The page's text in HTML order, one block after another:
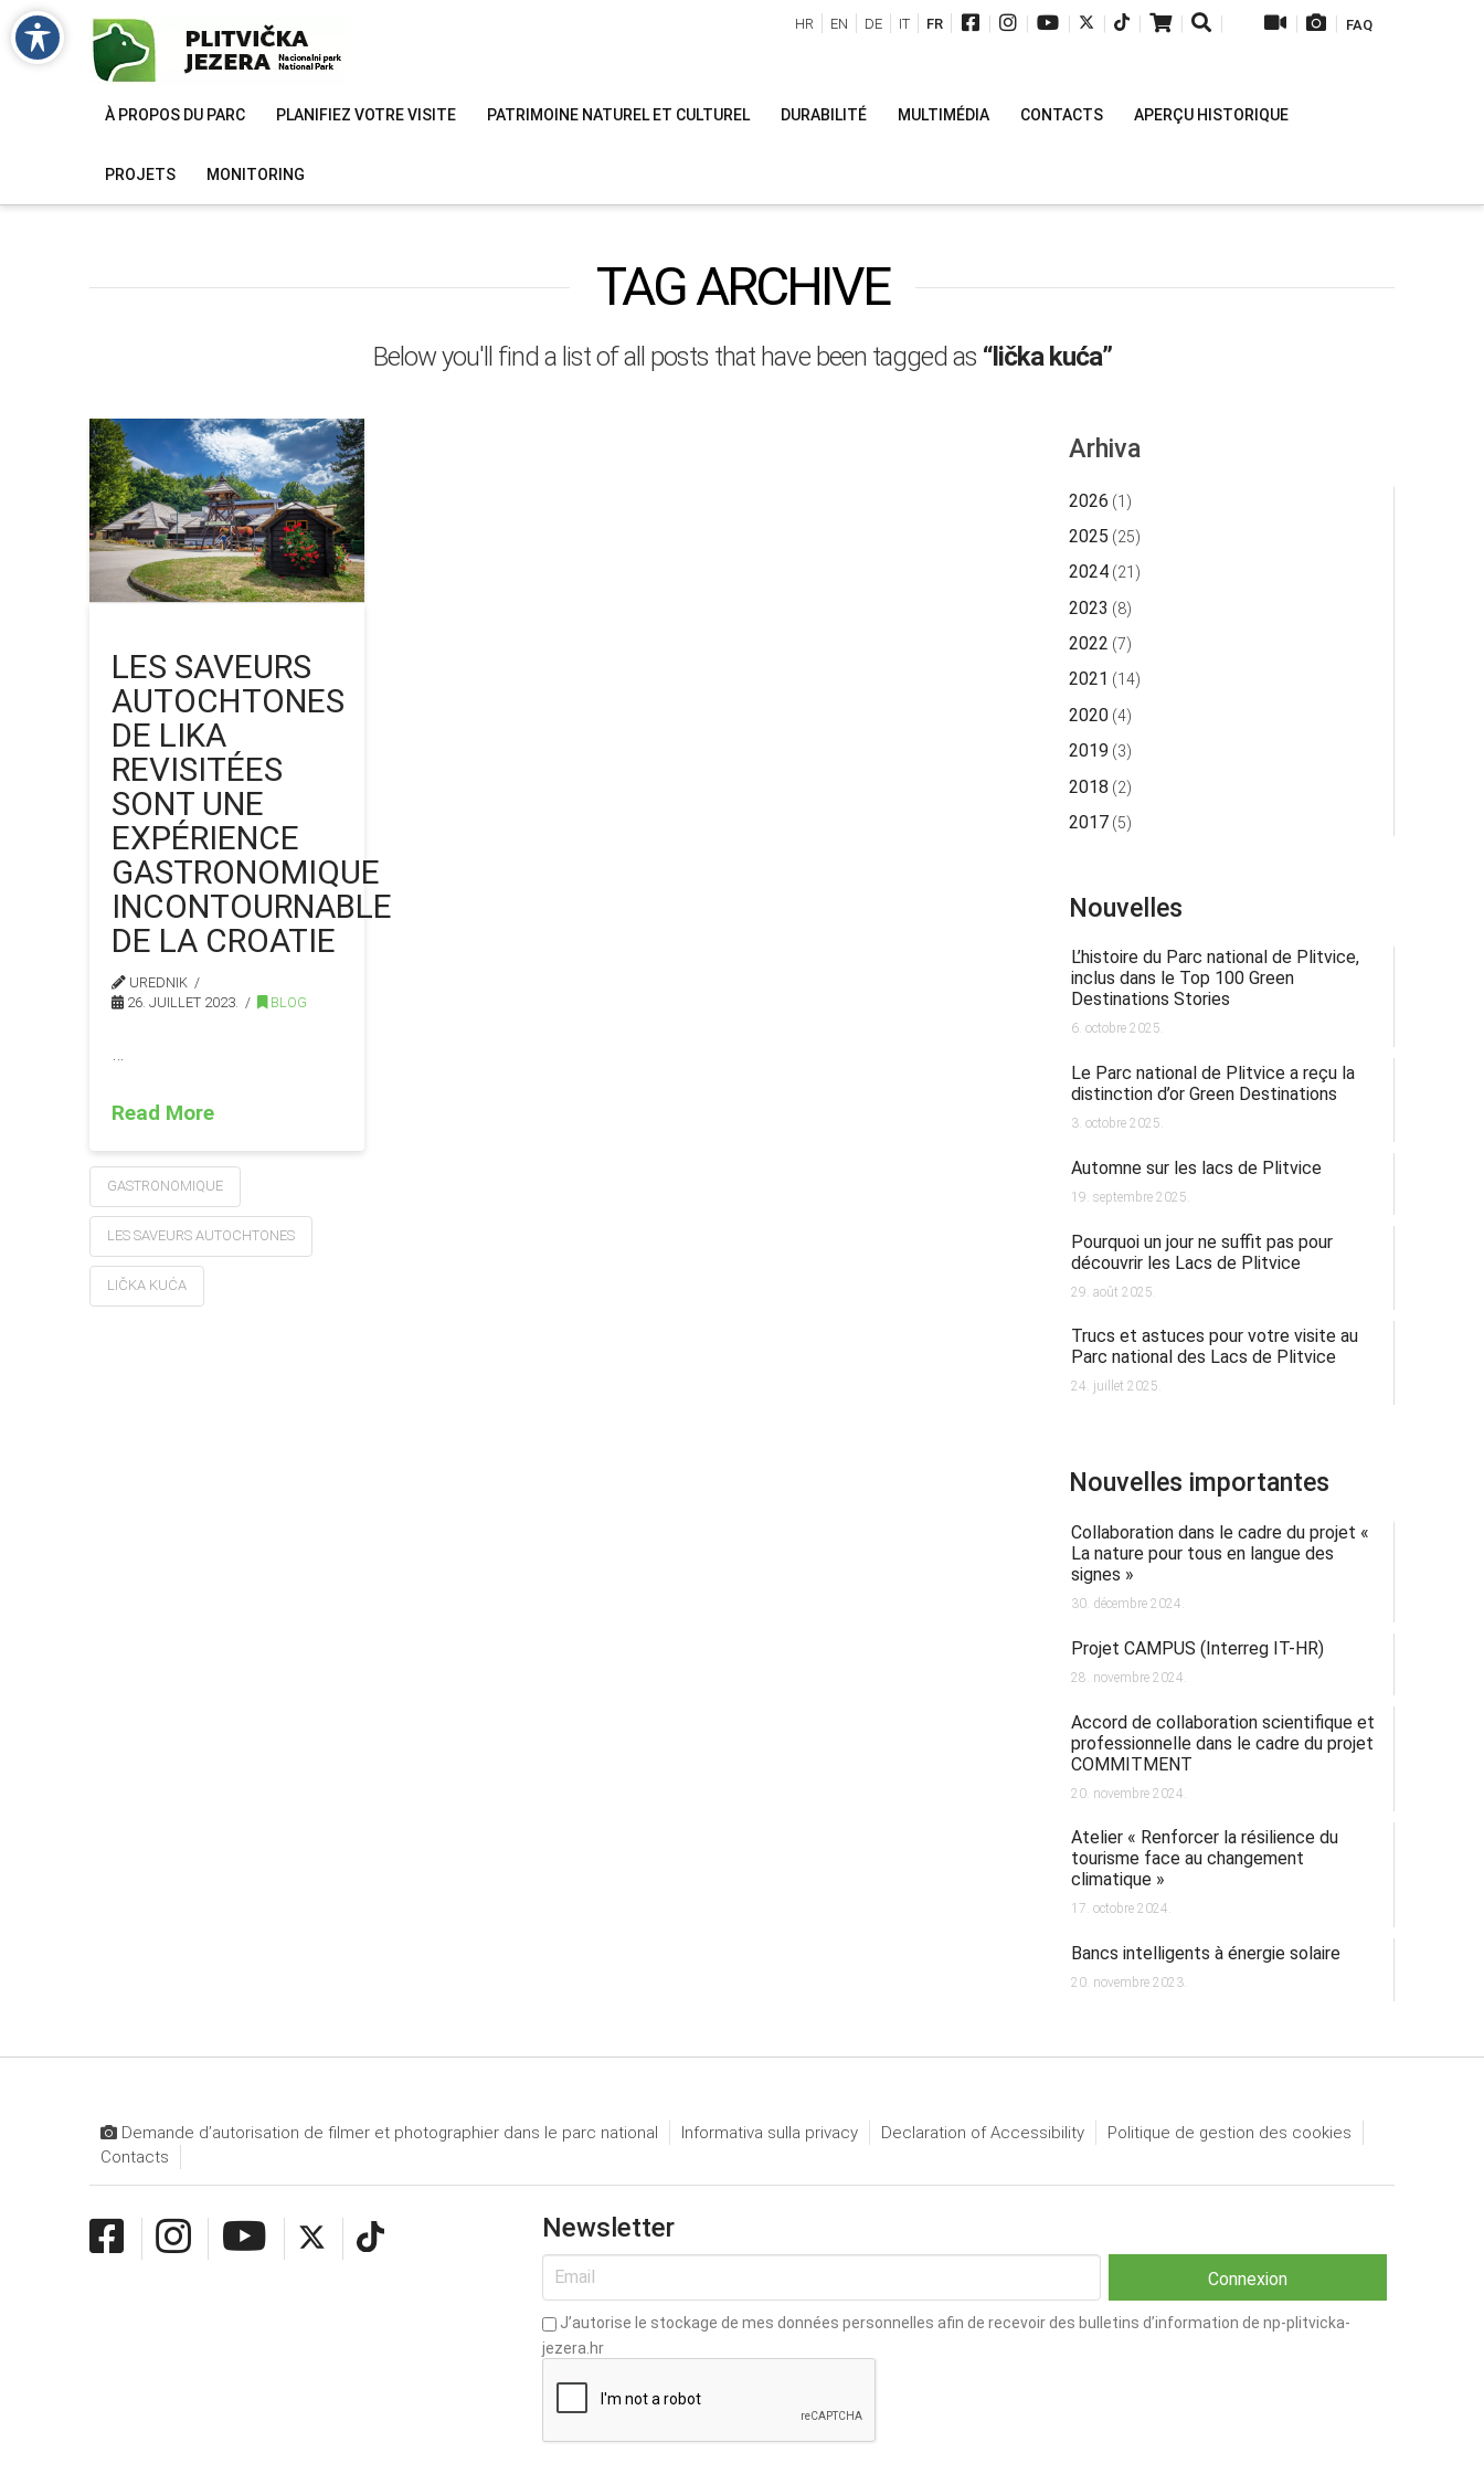
| | | | | | | | | FAQ
HR EN DE IT FR
À PROPOS DU PARC PLANIFIEZ VOTRE VISITE PATRIMOINE NATUREL ET CULTUREL DURABILITÉ MULTIMÉDIA CONTACTS APERÇU HISTORIQUE
PROJETS MONITORING
TAG ARCHIVE
Below you'll find a list of all posts that have been tagged as “lička kuća”
LES SAVEURS
AUTOCHTONES
DE LIKA
REVISITÉES
SONT UNE
EXPÉRIENCE
GASTRONOMIQUE
INCONTOURNABLE
DE LA CROATIE
UREDNIK
26. JUILLET 2023.
BLOG
…
Read More
GASTRONOMIQUE
LES SAVEURS AUTOCHTONES
LIČKA KUĆA
Arhiva
2026 (1)
2025 (25)
2024 (21)
2023 (8)
2022 (7)
2021 (14)
2020 (4)
2019 (3)
2018 (2)
2017 (5)
Nouvelles
L’histoire du Parc national de Plitvice,
inclus dans le Top 100 Green
Destinations Stories
6. octobre 2025.
Le Parc national de Plitvice a reçu la
distinction d’or Green Destinations
3. octobre 2025.
Automne sur les lacs de Plitvice
19. septembre 2025.
Pourquoi un jour ne suffit pas pour
découvrir les Lacs de Plitvice
29. août 2025.
Trucs et astuces pour votre visite au
Parc national des Lacs de Plitvice
24. juillet 2025.
Nouvelles importantes
Collaboration dans le cadre du projet «
La nature pour tous en langue des
signes »
30. décembre 2024.
Projet CAMPUS (Interreg IT-HR)
28. novembre 2024.
Accord de collaboration scientifique et
professionnelle dans le cadre du projet
COMMITMENT
20. novembre 2024.
Atelier « Renforcer la résilience du
tourisme face au changement
climatique »
17. octobre 2024.
Bancs intelligents à énergie solaire
20. novembre 2023.
Demande d’autorisation de filmer et photographier dans le parc national Informativa sulla privacy Declaration of Accessibility
Politique de gestion des cookies
Contacts
Newsletter
J’autorise le stockage de mes données personnelles afin de recevoir des bulletins d’information de np-plitvicka-
jezera.hr